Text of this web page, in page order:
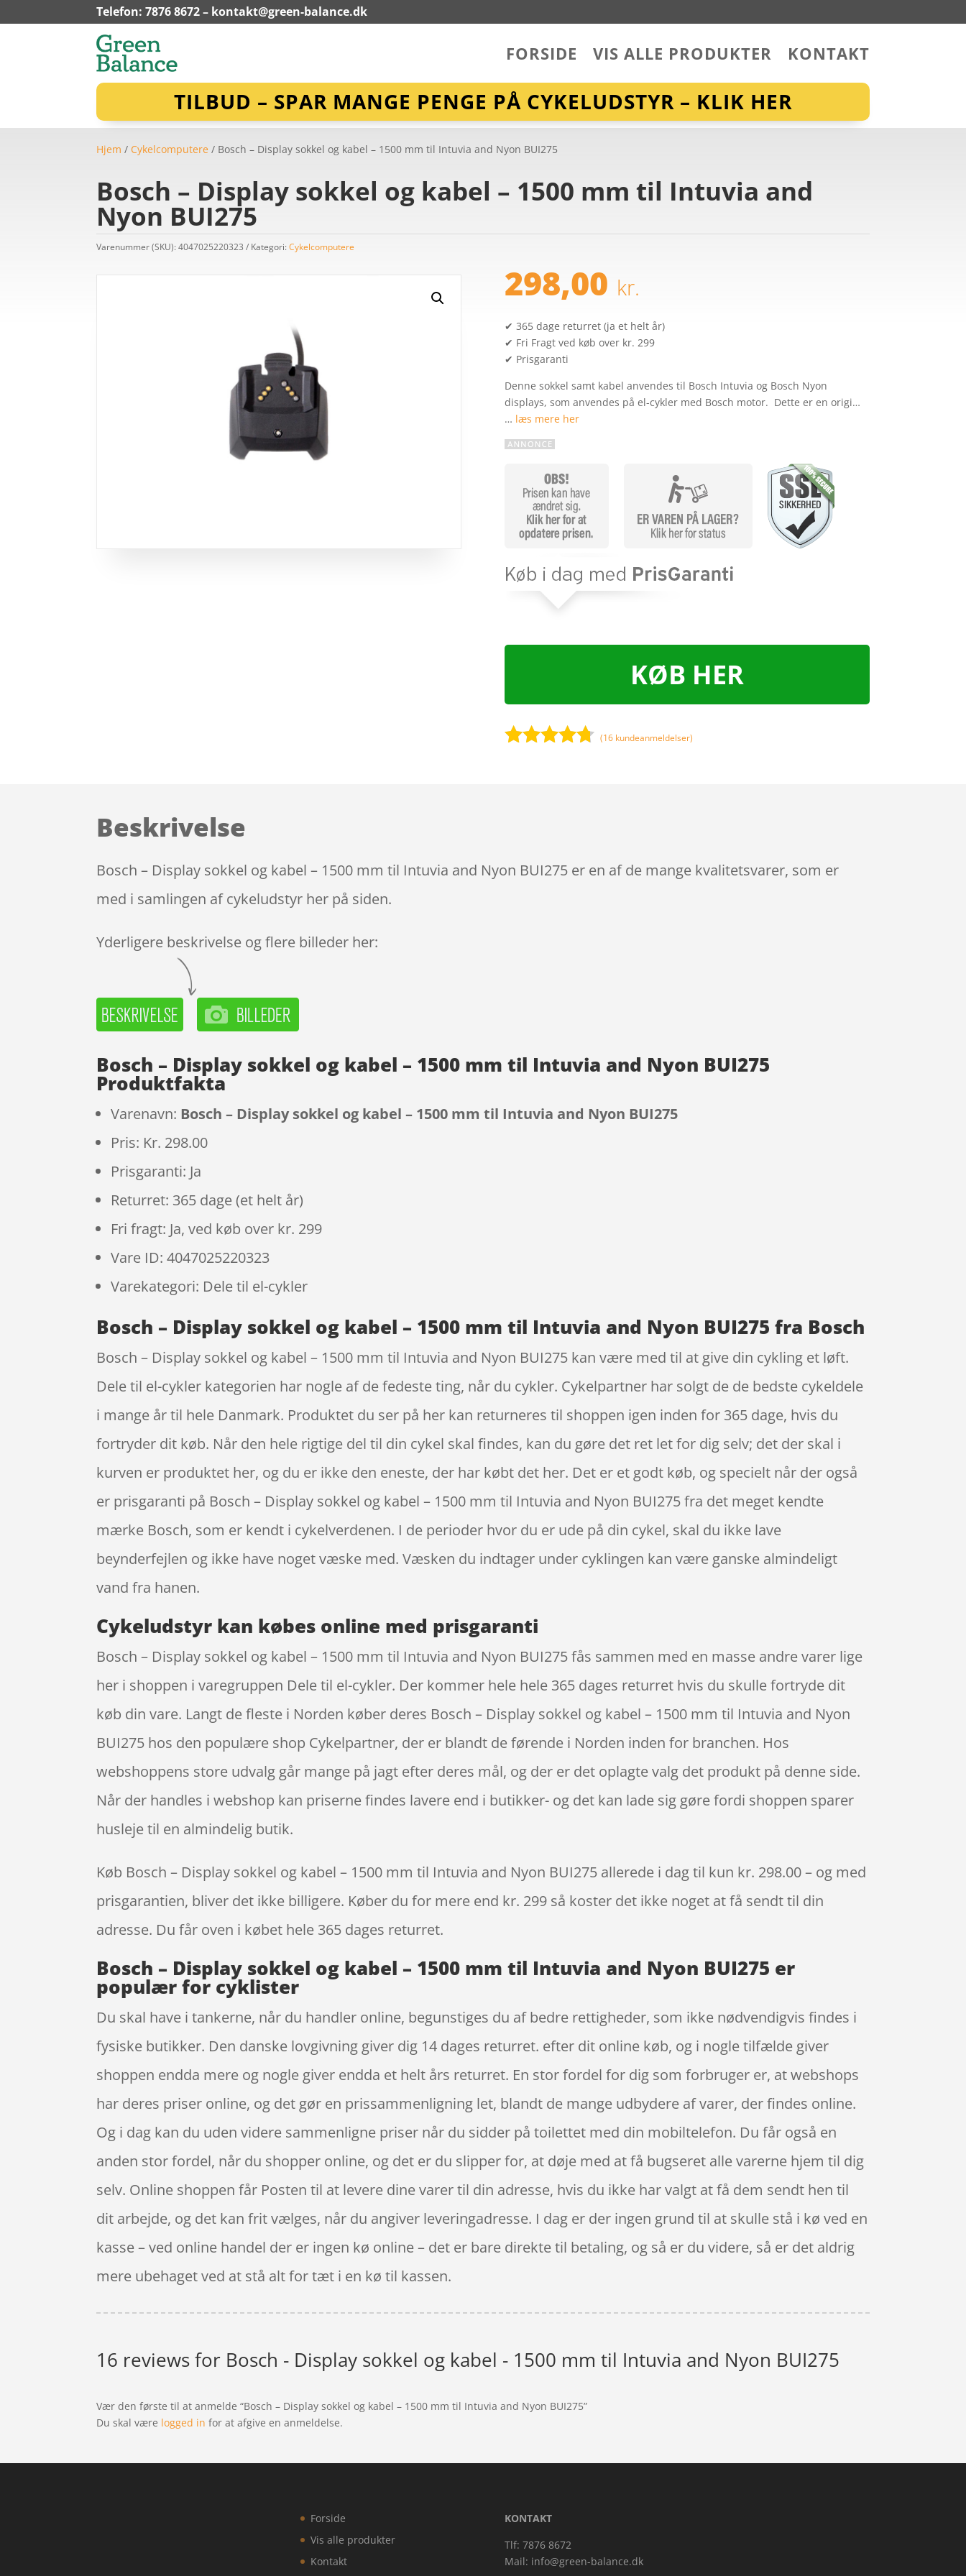
Telefon: 7876 8672 – kontakt@green-balance.dk
FORSIDE VIS ALLE PRODUKTER KONTAKT
TILBUD – SPAR MANGE PENGE PÅ CYKELUDSTYR – KLIK HER
Hjem / Cykelcomputere / Bosch – Display sokkel og kabel – 1500 mm til Intuvia and Nyon BUI275
Bosch – Display sokkel og kabel – 1500 mm til Intuvia and
Nyon BUI275
Varenummer (SKU):4047025220323 Kategori:Cykelcomputere
298,00 kr.
✔ 365 dage returret (ja et helt år)
✔ Fri Fragt ved køb over kr. 299
✔ Prisgaranti
Denne sokkel samt kabel anvendes til Bosch Intuvia og Bosch Nyon
displays, som anvendes på el-cykler med Bosch motor. Dette er en origi…
… læs mere her
KØB HER
mmelser
(16 kundeanmeldelser)
Beskrivelse
Bosch – Display sokkel og kabel – 1500 mm til Intuvia and Nyon BUI275 er en af de mange kvalitetsvarer, som er
med i samlingen af cykeludstyr her på siden.
Yderligere beskrivelse og flere billeder her:
Bosch – Display sokkel og kabel – 1500 mm til Intuvia and Nyon BUI275
Produktfakta
Varenavn: Bosch – Display sokkel og kabel – 1500 mm til Intuvia and Nyon BUI275
Pris: Kr. 298.00
Prisgaranti: Ja
Returret: 365 dage (et helt år)
Fri fragt: Ja, ved køb over kr. 299
Vare ID: 4047025220323
Varekategori: Dele til el-cykler
Bosch – Display sokkel og kabel – 1500 mm til Intuvia and Nyon BUI275 fra Bosch
Bosch – Display sokkel og kabel – 1500 mm til Intuvia and Nyon BUI275 kan være med til at give din cykling et løft.
Dele til el-cykler kategorien har nogle af de fedeste ting, når du cykler. Cykelpartner har solgt de de bedste cykeldele
i mange år til hele Danmark. Produktet du ser på her kan returneres til shoppen igen inden for 365 dage, hvis du
fortryder dit køb. Når den hele rigtige del til din cykel skal findes, kan du gøre det ret let for dig selv; det der skal i
kurven er produktet her, og du er ikke den eneste, der har købt det her. Det er et godt køb, og specielt når der også
er prisgaranti på Bosch – Display sokkel og kabel – 1500 mm til Intuvia and Nyon BUI275 fra det meget kendte
mærke Bosch, som er kendt i cykelverdenen. I de perioder hvor du er ude på din cykel, skal du ikke lave
beynderfejlen og ikke have noget væske med. Væsken du indtager under cyklingen kan være ganske almindeligt
vand fra hanen.
Cykeludstyr kan købes online med prisgaranti
Bosch – Display sokkel og kabel – 1500 mm til Intuvia and Nyon BUI275 fås sammen med en masse andre varer lige
her i shoppen i varegruppen Dele til el-cykler. Der kommer hele hele 365 dages returret hvis du skulle fortryde dit
køb din vare. Langt de fleste i Norden køber deres Bosch – Display sokkel og kabel – 1500 mm til Intuvia and Nyon
BUI275 hos den populære shop Cykelpartner, der er blandt de førende i Norden inden for branchen. Hos
webshoppens store udvalg går mange på jagt efter deres mål, og der er det oplagte valg det produkt på denne side.
Når der handles i webshop kan priserne findes lavere end i butikker- og det kan lade sig gøre fordi shoppen sparer
husleje til en almindelig butik.
Køb Bosch – Display sokkel og kabel – 1500 mm til Intuvia and Nyon BUI275 allerede i dag til kun kr. 298.00 – og med
prisgarantien, bliver det ikke billigere. Køber du for mere end kr. 299 så koster det ikke noget at få sendt til din
adresse. Du får oven i købet hele 365 dages returret.
Bosch – Display sokkel og kabel – 1500 mm til Intuvia and Nyon BUI275 er
populær for cyklister
Du skal have i tankerne, når du handler online, begunstiges du af bedre rettigheder, som ikke nødvendigvis findes i
fysiske butikker. Den danske lovgivning giver dig 14 dages returret. efter dit online køb, og i nogle tilfælde giver
shoppen endda mere og nogle giver endda et helt års returret. En stor fordel for dig som forbruger er, at webshops
har deres priser online, og det gør en prissammenligning let, blandt de mange udbydere af varer, der findes online.
Og i dag kan du uden videre sammenligne priser når du sidder på toilettet med din mobiltelefon. Du får også en
anden stor fordel, når du shopper online, og det er du slipper for, at døje med at få bugseret alle varerne hjem til dig
selv. Online shoppen får Posten til at levere dine varer til din adresse, hvis du ikke har valgt at få dem sendt hen til
dit arbejde, og det kan frit vælges, når du angiver leveringadresse. I dag er der ingen grund til at skulle stå i kø ved en
kasse – ved online handel der er ingen kø online – det er bare direkte til betaling, og så er du videre, så er det aldrig
mere ubehaget ved at stå alt for tæt i en kø til kassen.
16 reviews for Bosch - Display sokkel og kabel - 1500 mm til Intuvia and Nyon BUI275
Vær den første til at anmelde “Bosch – Display sokkel og kabel – 1500 mm til Intuvia and Nyon BUI275”
Du skal være logged in for at afgive en anmeldelse.
Forside
Vis alle produkter
Kontakt
KONTAKT
Tlf: 7876 8672
Mail: info@green-balance.dk